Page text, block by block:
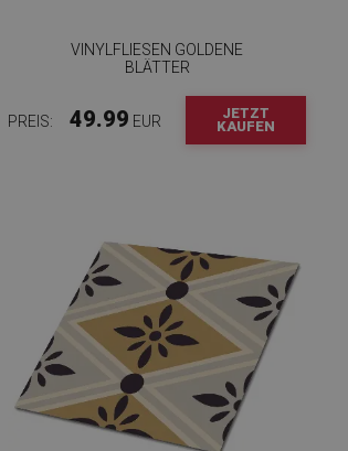
VINYLFLIESEN GOLDENE
BLÄTTER
PREIS: 49.99 EUR
JETZT
KAUFEN